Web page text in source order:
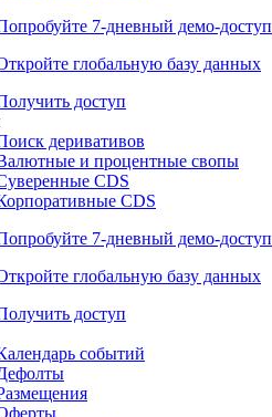
7-дневный демо-доступ
глобальную базу данных
доступ
деривативов
и процентные свопы
CDS
CDS
7-дневный демо-доступ
глобальную базу данных
доступ
событий